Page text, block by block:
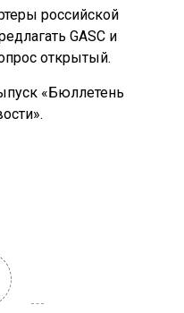
российской
GASC и
открытый.
«Бюллетень